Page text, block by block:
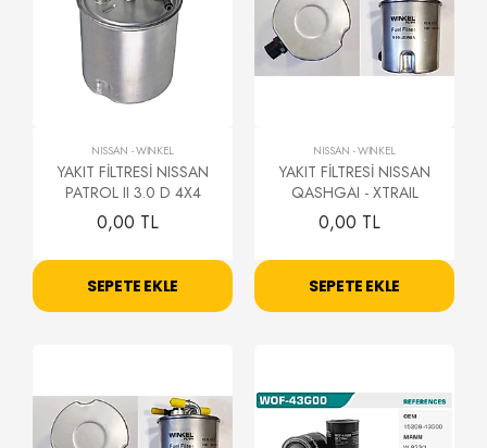
NISSAN -WİNKEL
YAKIT FİLTRESİ NISSAN
PATROL II 3.0 D 4X4
0,00 TL
SEPETE EKLE
NISSAN -WİNKEL
YAKIT FİLTRESİ NISSAN
QASHGAI - XTRAIL
0,00 TL
SEPETE EKLE